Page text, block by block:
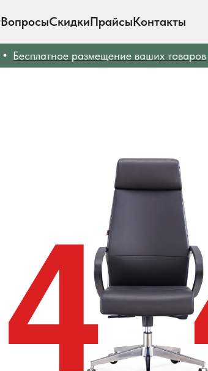
ВопросыСкидкиПрайсыКонтакты
Бесплатное размещение ваших товаров